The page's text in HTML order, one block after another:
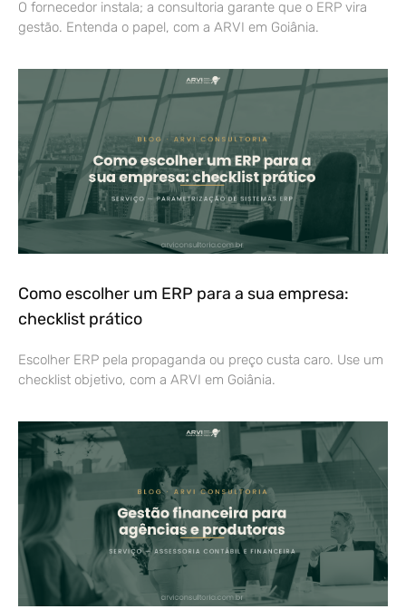
O fornecedor instala; a consultoria garante que o ERP vira
gestão. Entenda o papel, com a ARVI em Goiânia.
Como escolher um ERP para a sua empresa:
checklist prático
Escolher ERP pela propaganda ou preço custa caro. Use um
checklist objetivo, com a ARVI em Goiânia.